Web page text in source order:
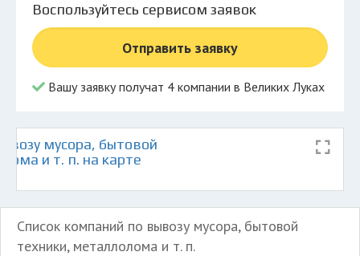
Воспользуйтесь сервисом заявок
Отправить заявку
Вашу заявку получат 4 компании в Великих Луках
мусора, бытовой
и т. п. на карте
Список компаний по вывозу мусора, бытовой
техники, металлолома и т. п.